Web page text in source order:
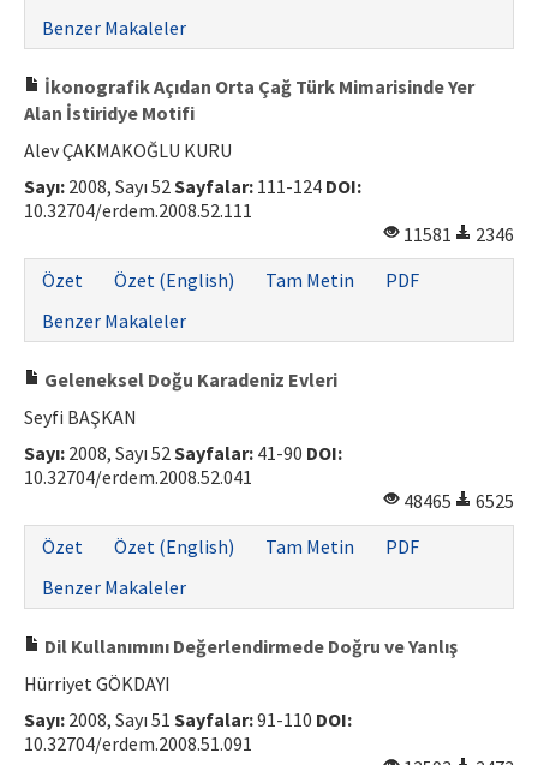
Benzer Makaleler
İkonografik Açıdan Orta Çağ Türk Mimarisinde Yer
Alan İstiridye Motifi
Alev ÇAKMAKOĞLU KURU
Sayı: 2008, Sayı 52Sayfalar: 111-124 DOI:
10.32704/erdem.2008.52.111
11581
2346
Özet
Özet (English) Tam Metin
PDF
Benzer Makaleler
Geleneksel Doğu Karadeniz Evleri
Seyfi BAŞKAN
Sayı: 2008, Sayı 52Sayfalar: 41-90 DOI:
10.32704/erdem.2008.52.041
48465
6525
Özet
Özet (English) Tam Metin
PDF
Benzer Makaleler
Dil Kullanımını Değerlendirmede Doğru ve Yanlış
Hürriyet GÖKDAYI
Sayı: 2008, Sayı 51 Sayfalar:91-110 DOI:
10.32704/erdem.2008.51.091